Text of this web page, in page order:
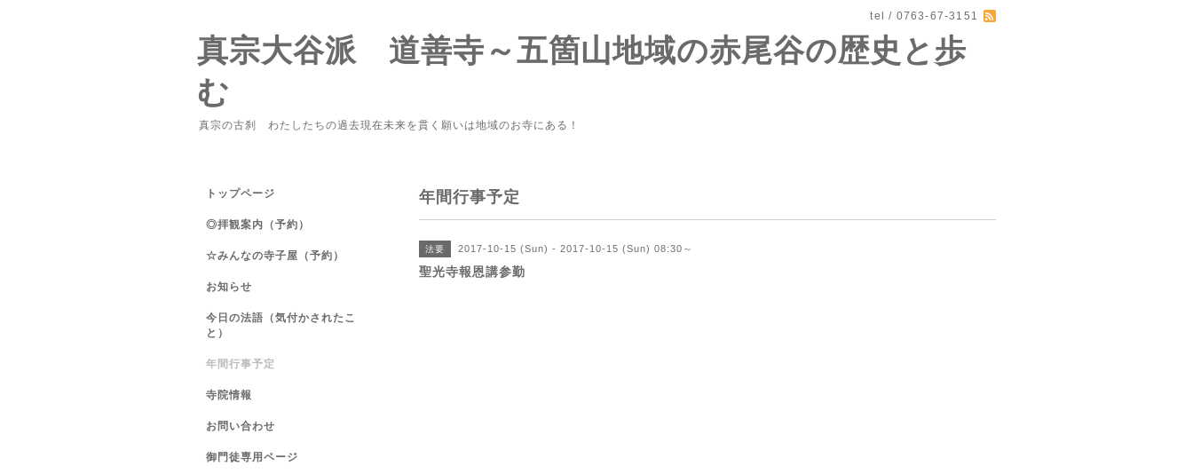
tel / 0763-67-3151
真宗大谷派 道善寺～五箇山地域の赤尾谷の歴史と歩
む
真宗の古刹 わたしたちの過去現在未来を貫く願いは地域のお寺にある！
年間行事予定
法要 2017-10-15 (Sun) - 2017-10-15 (Sun) 08:30～
聖光寺報恩講参勤
トップページ
◎拝観案内（予約）
☆みんなの寺子屋（予約）
お知らせ
今日の法語（気付かされたこ
と）
年間行事予定
寺院情報
お問い合わせ
御門徒専用ページ